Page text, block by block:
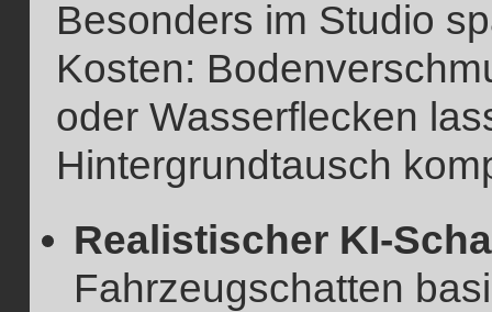
Besonders im Studio
Kosten:
oder Wasserflecken
Hintergrundtausch
Realistischer KI-
Fahrzeugschatten